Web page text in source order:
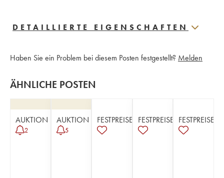
DETAILLIERTE EIGENSCHAFTEN
Haben Sie ein Problem bei diesem Posten festgestellt? Melden
ÄHNLICHE POSTEN
AUKTION
2
AUKTION
5
FESTPREISE FESTPREISE FESTPREISE